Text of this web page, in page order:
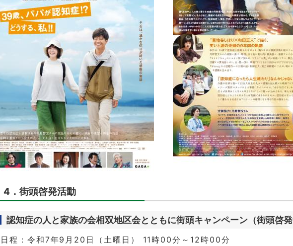
4．街頭啓発活動
認知症の人と家族の会相双地区会とともに街頭キャンペーン（街頭啓
日程：令和7年9月20日（土曜日） 11時00分～12時00分